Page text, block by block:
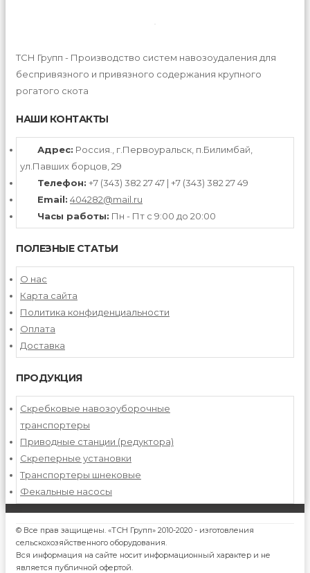
ТСН Групп - Производство систем навозоудаления для
беспривязного и привязного содержания крупного
рогатого скота
НАШИ КОНТАКТЫ
Адрес: Россия., г.Первоуральск, п.Билимбай,
ул.Павших борцов, 29
Телефон: +7 (343) 382 27 47 | +7 (343) 382 27 49
Email: 404282@mail.ru
Часы работы: Пн - Пт с 9:00 до 20:00
ПОЛЕЗНЫЕ СТАТЬИ
О нас
Карта сайта
Политика конфиденциальности
Оплата
Доставка
ПРОДУКЦИЯ
Скребковые навозоуборочные
транспортеры
Приводные станции (редуктора)
Скреперные установки
Транспортеры шнековые
Фекальные насосы
© Все прав защищены. «ТСН Групп» 2010-2020 - изготовления
сельскохозяйственного оборудования.
Вся информация на сайте носит информационный характер и не
является публичной офертой.